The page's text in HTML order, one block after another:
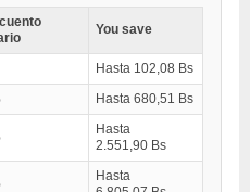
You save
Hasta 102,08 Bs
Hasta 680,51 Bs
Hasta
2.551,90 Bs
Hasta